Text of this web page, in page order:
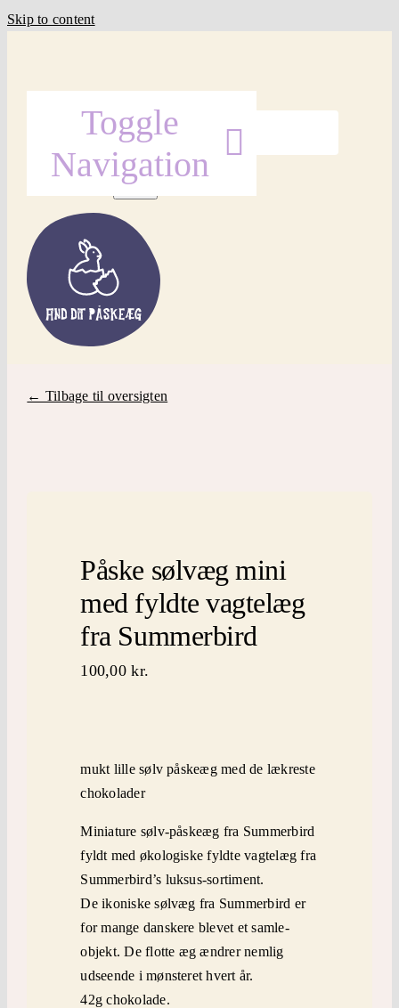
Skip to content
Toggle
Navigation
Forside
Find Påskeæg
Påskepynt
Påskepynt LEGO
kontakt
← Tilbage til oversigten
Påske sølvæg mini
med fyldte vagtelæg
fra Summerbird
100,00kr.
mukt lille sølv påskeæg med de lækreste
chokolader
Miniature sølv-påskeæg fra Summerbird
fyldt med økologiske fyldte vagtelæg fra
Summerbird’s luksus-sortiment.
De ikoniske sølvæg fra Summerbird er
for mange danskere blevet et samle-
objekt. De flotte æg ændrer nemlig
udseende i mønsteret hvert år.
42g chokolade.